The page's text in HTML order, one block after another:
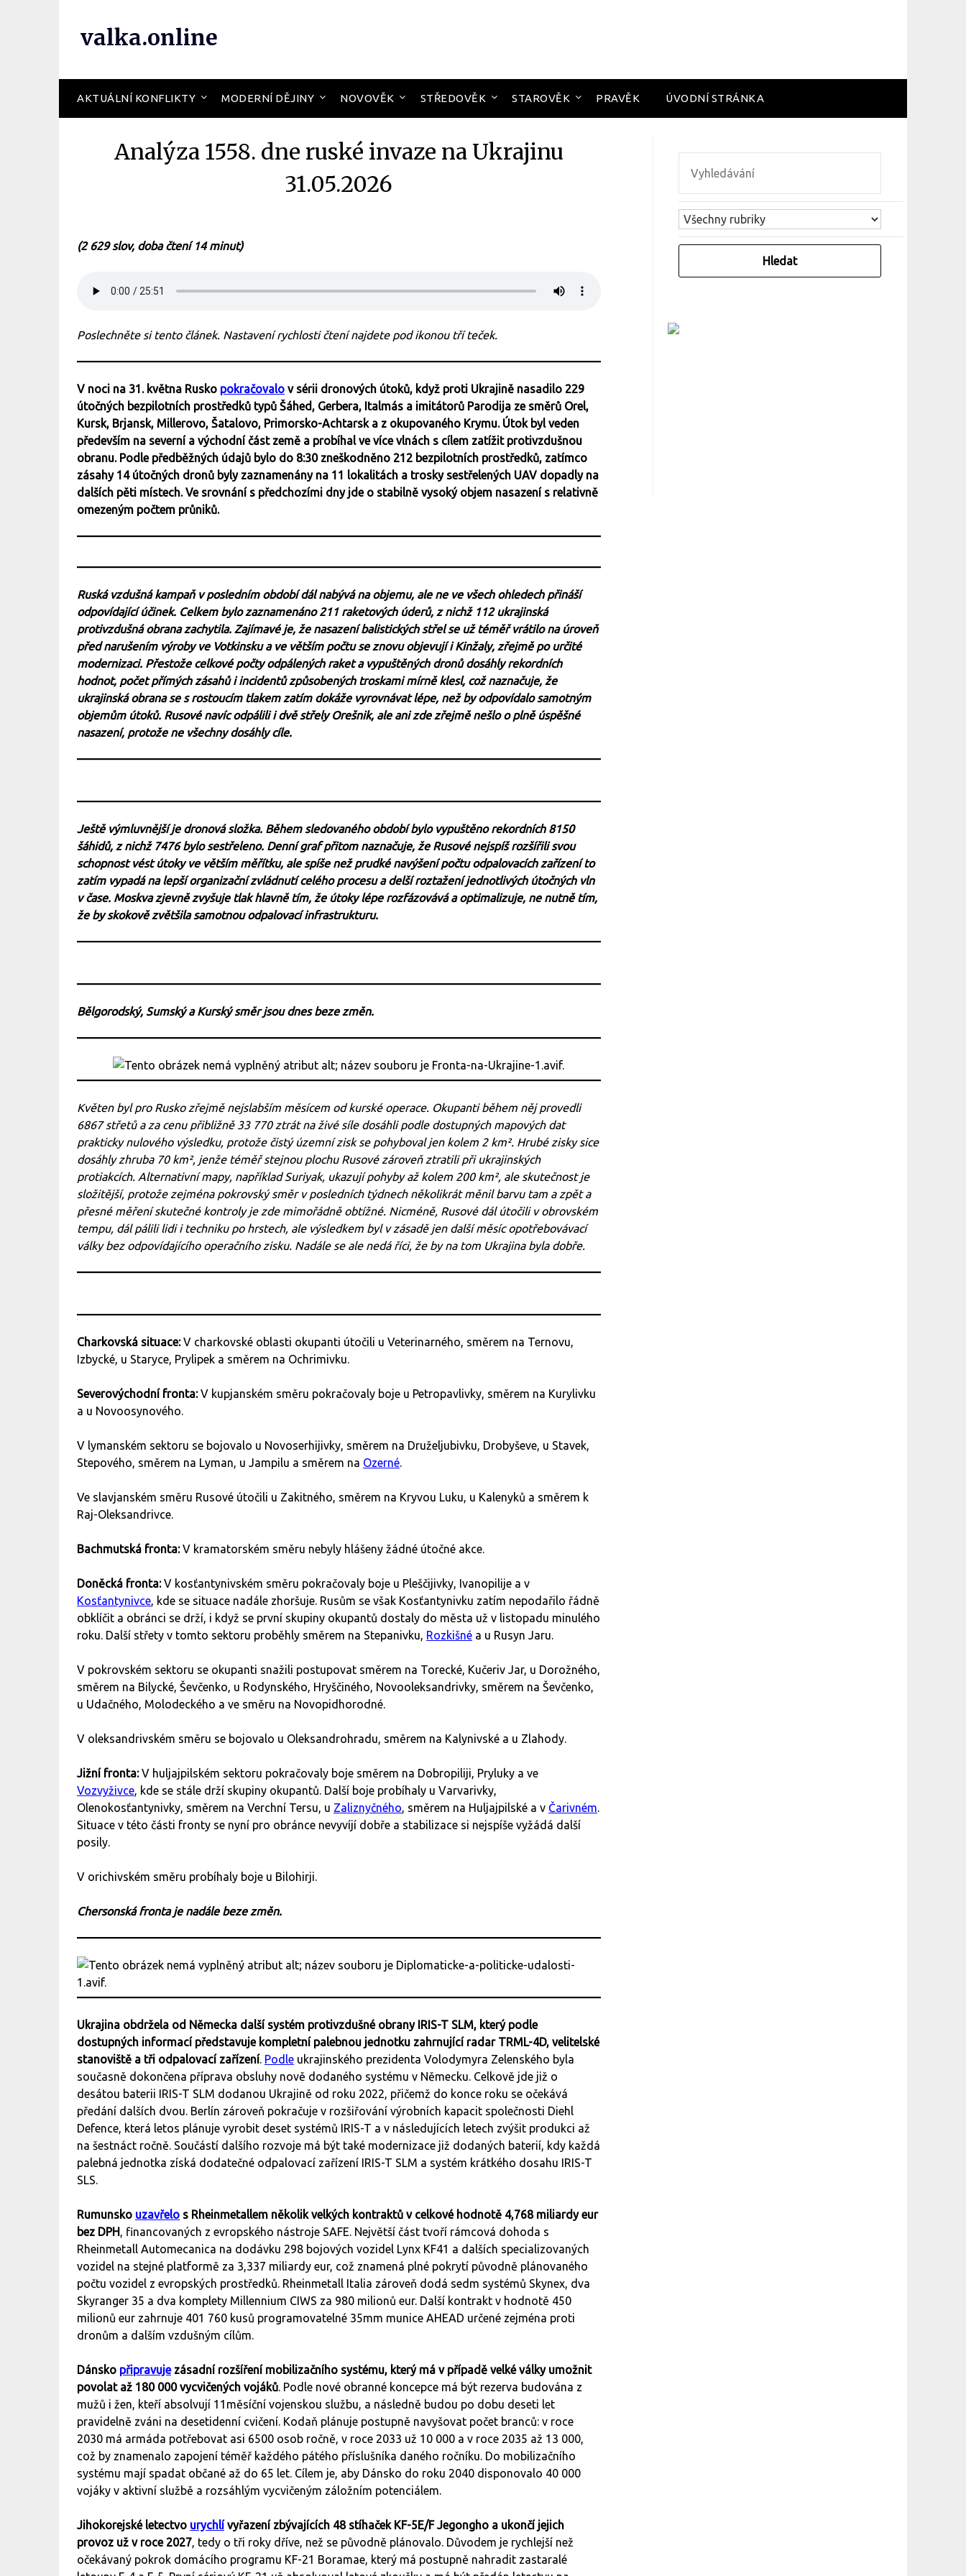
valka.online
AKTUÁLNÍ KONFLIKTY MODERNÍ DĚJINY NOVOVĚK STŘEDOVĚK STAROVĚK PRAVĚK ÚVODNÍ STRÁNKA
Analýza 1558. dne ruské invaze na Ukrajinu
31.05.2026
(2 629 slov, doba čtení 14 minut)
Poslechněte si tento článek. Nastavení rychlosti čtení najdete pod ikonou tří teček.
V noci na 31. května Rusko pokračovalo v sérii dronových útoků, když proti Ukrajině nasadilo 229
útočných bezpilotních prostředků typů Šáhed, Gerbera, Italmás a imitátorů Parodija ze směrů Orel,
Kursk, Brjansk, Millerovo, Šatalovo, Primorsko-Achtarsk a z okupovaného Krymu. Útok byl veden
především na severní a východní část země a probíhal ve více vlnách s cílem zatížit protivzdušnou
obranu. Podle předběžných údajů bylo do 8:30 zneškodněno 212 bezpilotních prostředků, zatímco
zásahy 14 útočných dronů byly zaznamenány na 11 lokalitách a trosky sestřelených UAV dopadly na
dalších pěti místech. Ve srovnání s předchozími dny jde o stabilně vysoký objem nasazení s relativně
omezeným počtem průniků.
Ruská vzdušná kampaň v posledním období dál nabývá na objemu, ale ne ve všech ohledech přináší
odpovídající účinek. Celkem bylo zaznamenáno 211 raketových úderů, z nichž 112 ukrajinská
protivzdušná obrana zachytila. Zajímavé je, že nasazení balistických střel se už téměř vrátilo na úroveň
před narušením výroby ve Votkinsku a ve větším počtu se znovu objevují i Kinžaly, zřejmě po určité
modernizaci. Přestože celkové počty odpálených raket a vypuštěných dronů dosáhly rekordních
hodnot, počet přímých zásahů i incidentů způsobených troskami mírně klesl, což naznačuje, že
ukrajinská obrana se s rostoucím tlakem zatím dokáže vyrovnávat lépe, než by odpovídalo samotným
objemům útoků. Rusové navíc odpálili i dvě střely Orešnik, ale ani zde zřejmě nešlo o plně úspěšné
nasazení, protože ne všechny dosáhly cíle.
Ještě výmluvnější je dronová složka. Během sledovaného období bylo vypuštěno rekordních 8150
šáhidů, z nichž 7476 bylo sestřeleno. Denní graf přitom naznačuje, že Rusové nejspíš rozšířili svou
schopnost vést útoky ve větším měřítku, ale spíše než prudké navýšení počtu odpalovacích zařízení to
zatím vypadá na lepší organizační zvládnutí celého procesu a delší roztažení jednotlivých útočných vln
v čase. Moskva zjevně zvyšuje tlak hlavně tím, že útoky lépe rozfázovává a optimalizuje, ne nutně tím,
že by skokově zvětšila samotnou odpalovací infrastrukturu.
Bělgorodský, Sumský a Kurský směr jsou dnes beze změn.
Květen byl pro Rusko zřejmě nejslabším měsícem od kurské operace. Okupanti během něj provedli
6867 střetů a za cenu přibližně 33 770 ztrát na živé síle dosáhli podle dostupných mapových dat
prakticky nulového výsledku, protože čistý územní zisk se pohyboval jen kolem 2 km². Hrubé zisky sice
dosáhly zhruba 70 km², jenže téměř stejnou plochu Rusové zároveň ztratili při ukrajinských
protiakcích. Alternativní mapy, například Suriyak, ukazují pohyby až kolem 200 km², ale skutečnost je
složitější, protože zejména pokrovský směr v posledních týdnech několikrát měnil barvu tam a zpět a
přesné měření skutečné kontroly je zde mimořádně obtížné. Nicméně, Rusové dál útočili v obrovském
tempu, dál pálili lidi i techniku po hrstech, ale výsledkem byl v zásadě jen další měsíc opotřebovávací
války bez odpovídajícího operačního zisku. Nadále se ale nedá říci, že by na tom Ukrajina byla dobře.
Charkovská situace:V charkovské oblasti okupanti útočili u Veterinarného, směrem na Ternovu,
Izbycké, u Staryce, Prylipek a směrem na Ochrimivku.
Severovýchodní fronta:V kupjanském směru pokračovaly boje u Petropavlivky, směrem na Kurylivku
a u Novoosynového.
V lymanském sektoru se bojovalo u Novoserhijivky, směrem na Druželjubivku, Drobyševe, u Stavek,
Stepového, směrem na Lyman, u Jampilu a směrem na Ozerné.
Ve slavjanském směru Rusové útočili u Zakitného, směrem na Kryvou Luku, u Kalenyků a směrem k
Raj-Oleksandrivce.
Bachmutská fronta:V kramatorském směru nebyly hlášeny žádné útočné akce.
Doněcká fronta:V kosťantynivském směru pokračovaly boje u Pleščijivky, Ivanopilije a v
Kosťantynivce, kde se situace nadále zhoršuje. Rusům se však Kosťantynivku zatím nepodařilo řádně
obklíčit a obránci se drží, i když se první skupiny okupantů dostaly do města už v listopadu minulého
roku. Další střety v tomto sektoru proběhly směrem na Stepanivku, Rozkišné a u Rusyn Jaru.
V pokrovském sektoru se okupanti snažili postupovat směrem na Torecké, Kučeriv Jar, u Dorožného,
směrem na Bilycké, Ševčenko, u Rodynského, Hryščiného, Novooleksandrivky, směrem na Ševčenko,
u Udačného, Molodeckého a ve směru na Novopidhorodné.
V oleksandrivském směru se bojovalo u Oleksandrohradu, směrem na Kalynivské a u Zlahody.
Jižní fronta:V huljajpilském sektoru pokračovaly boje směrem na Dobropiliji, Pryluky a ve
Vozvyživce, kde se stále drží skupiny okupantů. Další boje probíhaly u Varvarivky,
Olenokosťantynivky, směrem na Verchní Tersu, u Zaliznyčného, směrem na Huljajpilské a v Čarivném.
Situace v této části fronty se nyní pro obránce nevyvíjí dobře a stabilizace si nejspíše vyžádá další
posily.
V orichivském směru probíhaly boje u Bilohirji.
Chersonská fronta je nadále beze změn.
Ukrajina obdržela od Německa další systém protivzdušné obrany IRIS-T SLM, který podle
dostupných informací představuje kompletní palebnou jednotku zahrnující radar TRML-4D, velitelské
stanoviště a tři odpalovací zařízení. Podle ukrajinského prezidenta Volodymyra Zelenského byla
současně dokončena příprava obsluhy nově dodaného systému v Německu. Celkově jde již o
desátou baterii IRIS-T SLM dodanou Ukrajině od roku 2022, přičemž do konce roku se očekává
předání dalších dvou. Berlín zároveň pokračuje v rozšiřování výrobních kapacit společnosti Diehl
Defence, která letos plánuje vyrobit deset systémů IRIS-T a v následujících letech zvýšit produkci až
na šestnáct ročně. Součástí dalšího rozvoje má být také modernizace již dodaných baterií, kdy každá
palebná jednotka získá dodatečné odpalovací zařízení IRIS-T SLM a systém krátkého dosahu IRIS-T
SLS.
Rumunsko uzavřelo s Rheinmetallem několik velkých kontraktů v celkové hodnotě 4,768 miliardy eur
bez DPH, financovaných z evropského nástroje SAFE. Největší část tvoří rámcová dohoda s
Rheinmetall Automecanica na dodávku 298 bojových vozidel Lynx KF41 a dalších specializovaných
vozidel na stejné platformě za 3,337 miliardy eur, což znamená plné pokrytí původně plánovaného
počtu vozidel z evropských prostředků. Rheinmetall Italia zároveň dodá sedm systémů Skynex, dva
Skyranger 35 a dva komplety Millennium CIWS za 980 milionů eur. Další kontrakt v hodnotě 450
milionů eur zahrnuje 401 760 kusů programovatelné 35mm munice AHEAD určené zejména proti
dronům a dalším vzdušným cílům.
Dánsko připravujezásadní rozšíření mobilizačního systému, který má v případě velké války umožnit
povolat až 180 000 vycvičených vojáků. Podle nové obranné koncepce má být rezerva budována z
mužů i žen, kteří absolvují 11měsíční vojenskou službu, a následně budou po dobu deseti let
pravidelně zváni na desetidenní cvičení. Kodaň plánuje postupně navyšovat počet branců: v roce
2030 má armáda potřebovat asi 6500 osob ročně, v roce 2033 už 10 000 a v roce 2035 až 13 000,
což by znamenalo zapojení téměř každého pátého příslušníka daného ročníku. Do mobilizačního
systému mají spadat občané až do 65 let. Cílem je, aby Dánsko do roku 2040 disponovalo 40 000
vojáky v aktivní službě a rozsáhlým vycvičeným záložním potenciálem.
Jihokorejské letectvo urychlívyřazení zbývajících 48 stíhaček KF-5E/F Jegongho a ukončí jejich
provoz už v roce 2027, tedy o tři roky dříve, než se původně plánovalo. Důvodem je rychlejší než
očekávaný pokrok domácího programu KF-21 Boramae, který má postupně nahradit zastaralé